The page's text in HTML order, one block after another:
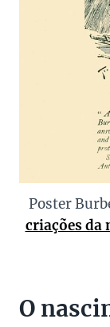
Poster
criações da
O